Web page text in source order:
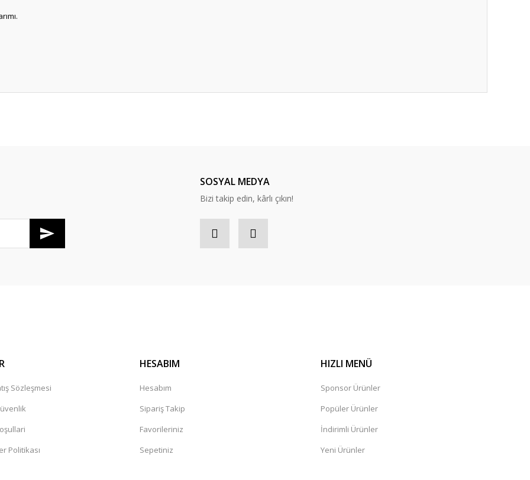
SOSYAL MEDYA
Bizi takip edin, kârlı çıkın!
Sözleşmesi
Politikası
HESABIM
Hesabım
Sipariş Takip
Favorileriniz
Sepetiniz
HIZLI MENÜ
Sponsor Ürünler
Popüler Ürünler
İndirimli Ürünler
Yeni Ürünler